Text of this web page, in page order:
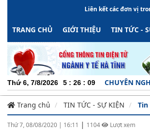
Liên kết các đơn vị
TRANG CHỦ GIỚI THIỆU TIN TỨC -
Thứ 6, 7/8/2026 5 : 26 : 10CHUYÊN
Trang chủ TIN TỨC - SỰ KIỆN
Thứ 7, 08/08/2020 | 16:11 | 1104
Lượt xem